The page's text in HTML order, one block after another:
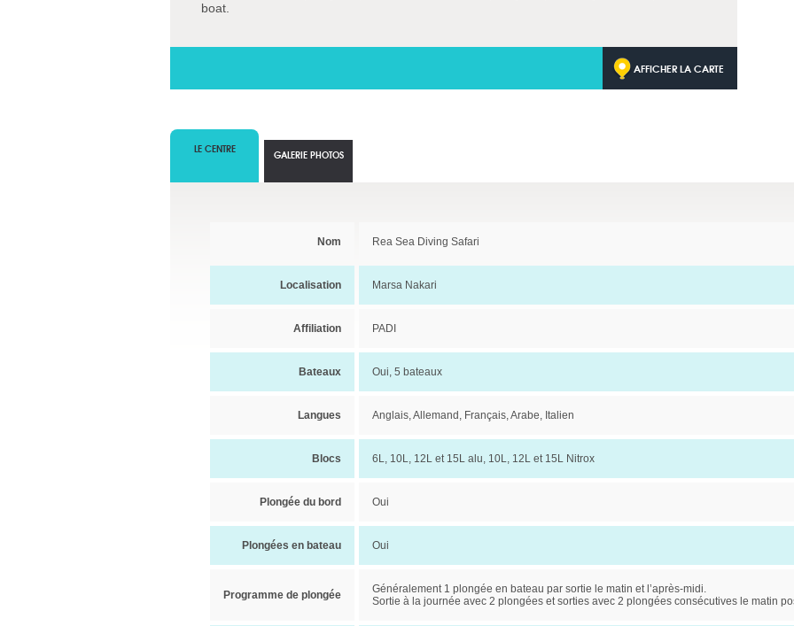
boat.
AFFICHER LA CARTE
LE CENTRE
Nom Rea Sea Diving Safari
Localisation Marsa Nakari
Affiliation PADI
Bateaux Oui, 5 bateaux
Langues Anglais, Allemand, Français, Arabe, Italien
Blocs 6L, 10L, 12L et 15L alu, 10L, 12L et 15L Nitrox
Plongée du bord Oui
Plongées en bateau Oui
Programme de plongée
Généralement 1 plongée en bateau par sortie le matin et l’après-midi.
Sortie à la journée avec 2 plongées et sorties avec 2 plongées consécutives le matin
GALERIE PHOTOS